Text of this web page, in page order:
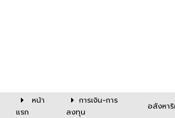
หน้า
แรก
การเงิน-การ
ลงทุน
อสังหา